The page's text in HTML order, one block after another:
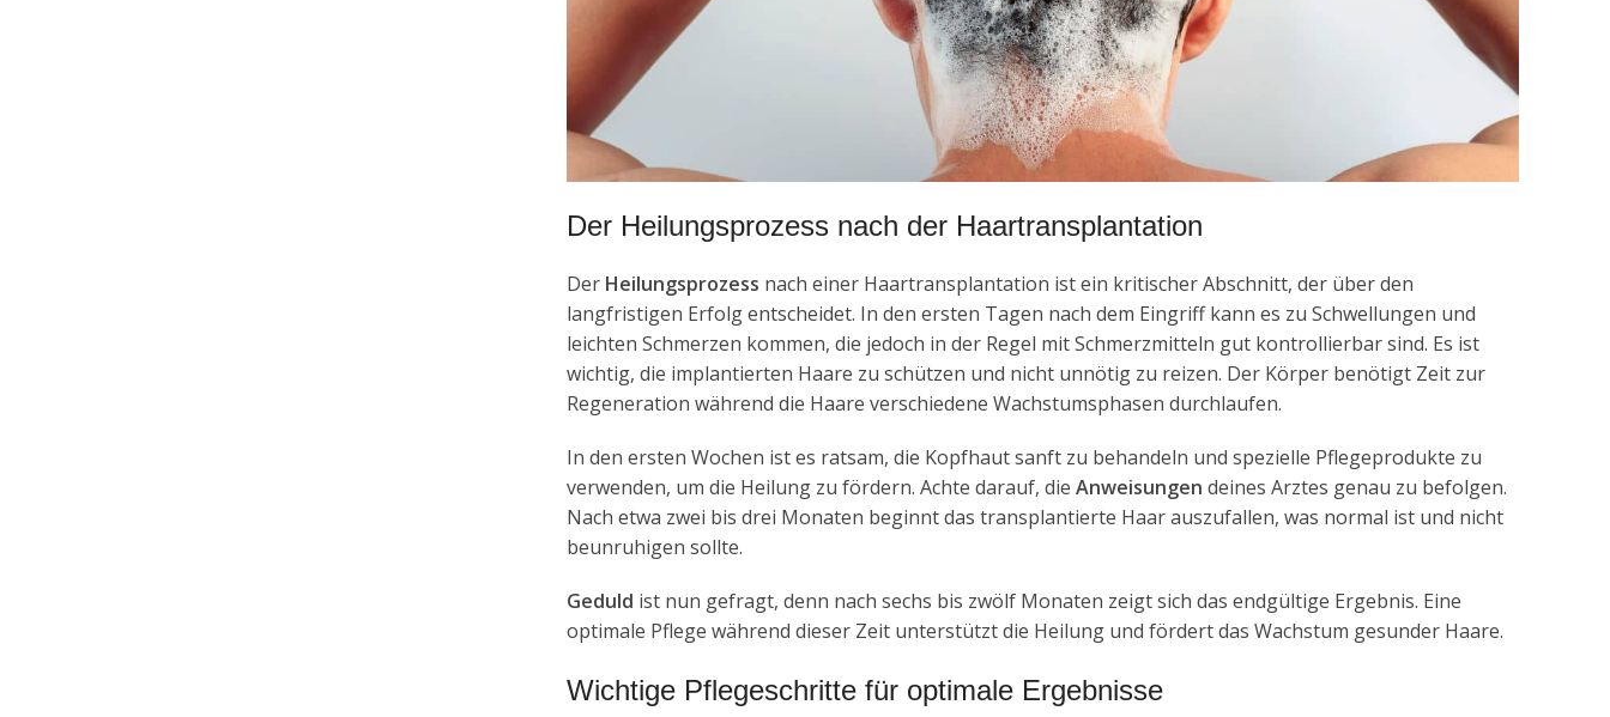
Der Heilungsprozess nach der Haartransplantation
Der Heilungsprozess nach einer Haartransplantation ist ein kritischer Abschnitt, der über den
langfristigen Erfolg entscheidet. In den ersten Tagen nach dem Eingriff kann es zu Schwellungen und
leichten Schmerzen kommen, die jedoch in der Regel mit Schmerzmitteln gut kontrollierbar sind. Es ist
wichtig, die implantierten Haare zu schützen und nicht unnötig zu reizen. Der Körper benötigt Zeit zur
Regeneration während die Haare verschiedene Wachstumsphasen durchlaufen.
In den ersten Wochen ist es ratsam, die Kopfhaut sanft zu behandeln und spezielle Pflegeprodukte zu
verwenden, um die Heilung zu fördern. Achte darauf, dieAnweisungen deines Arztes genau zu befolgen.
Nach etwa zwei bis drei Monaten beginnt das transplantierte Haar auszufallen, was normal ist und nicht
beunruhigen sollte.
Geduld ist nun gefragt, denn nach sechs bis zwölf Monaten zeigt sich das endgültige Ergebnis. Eine
optimale Pflege während dieser Zeit unterstützt die Heilung und fördert das Wachstum gesunder Haare.
Wichtige Pflegeschritte für optimale Ergebnisse